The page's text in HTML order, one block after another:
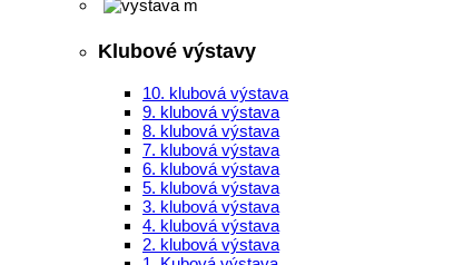
Klubové výstavy
10. klubová výstava
9. klubová výstava
8. klubová výstava
7. klubová výstava
6. klubová výstava
5. klubová výstava
3. klubová výstava
4. klubová výstava
2. klubová výstava